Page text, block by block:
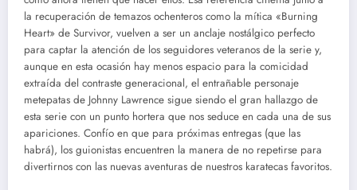
la recuperación de temazos ochenteros como la mítica «Burning
Heart» de Survivor, vuelven a ser un anclaje nostálgico perfecto
para captar la atención de los seguidores veteranos de la serie y,
aunque en esta ocasión hay menos espacio para la comicidad
extraída del contraste generacional, el entrañable personaje
metepatas de Johnny Lawrence sigue siendo el gran hallazgo de
esta serie con un punto hortera que nos seduce en cada una de sus
apariciones. Confío en que para próximas entregas (que las
habrá), los guionistas encuentren la manera de no repetirse para
divertirnos con las nuevas aventuras de nuestros karatecas favoritos.